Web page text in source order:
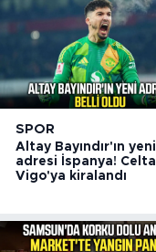
SPOR
Altay Bayındır'ın yeni
adresi İspanya! Celta
Vigo'ya kiralandı